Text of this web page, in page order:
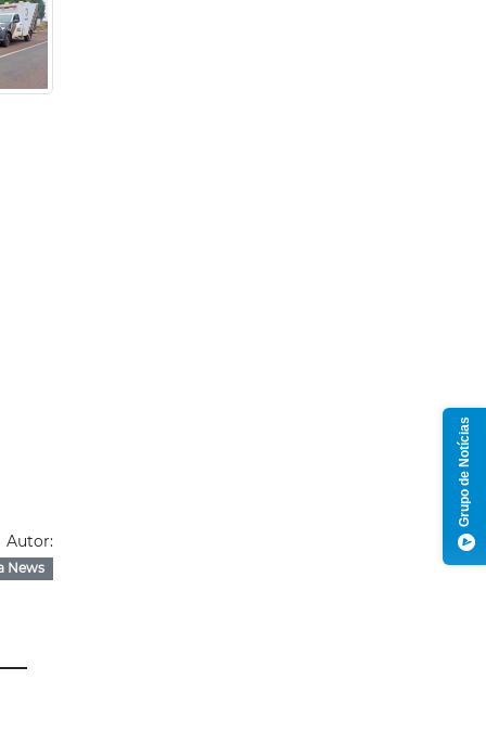
Autor:
News
Grupo de Notícias